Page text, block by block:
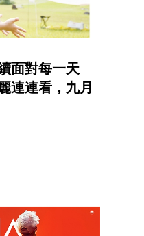
面對每一天
連看，九月